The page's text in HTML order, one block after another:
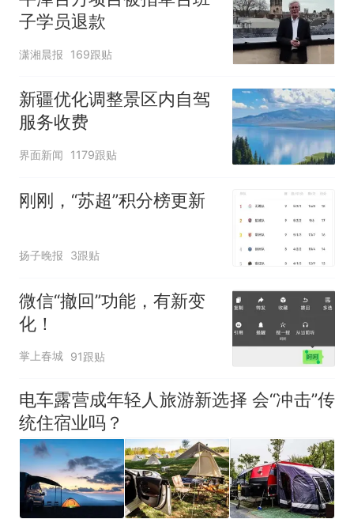
子学员退款
潇湘晨报 169跟贴
新疆优化调整景区内自驾
服务收费
界面新闻 1179跟贴
刚刚，“苏超”积分榜更新
扬子晚报 3跟贴
微信“撤回”功能，有新变
化！
掌上春城 91跟贴
电车露营成年轻人旅游新选择 会“冲击”传
统住宿业吗？